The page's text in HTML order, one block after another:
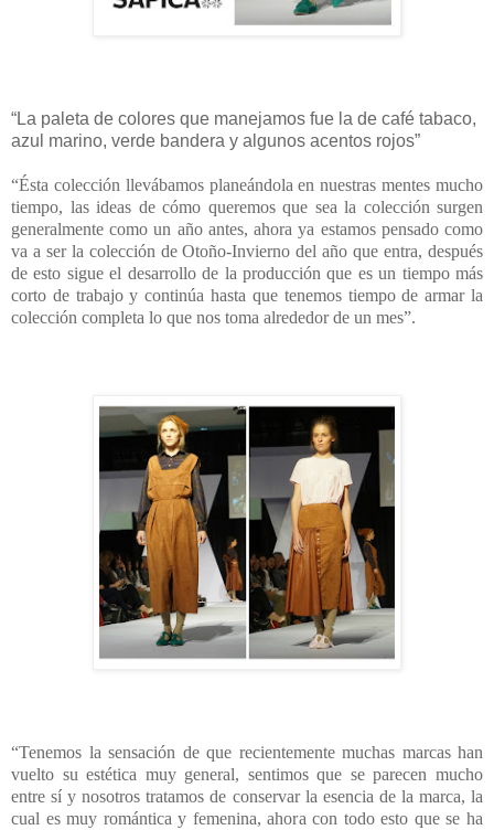
“La paleta de colores que manejamos fue la de café tabaco,
azul marino, verde bandera y algunos acentos rojos”
“Ésta colección llevábamos planeándola en nuestras mentes mucho
tiempo, las ideas de cómo queremos que sea la colección surgen
generalmente como un año antes, ahora ya estamos pensado como
va a ser la colección de Otoño-Invierno del año que entra, después
de esto sigue el desarrollo de la producción que es un tiempo más
corto de trabajo y continúa hasta que tenemos tiempo de armar la
colección completa lo que nos toma alrededor de un mes”.
“Tenemos la sensación de que recientemente muchas marcas han
vuelto su estética muy general, sentimos que se parecen mucho
entre sí y nosotros tratamos de conservar la esencia de la marca, la
cual es muy romántica y femenina, ahora con todo esto que se ha